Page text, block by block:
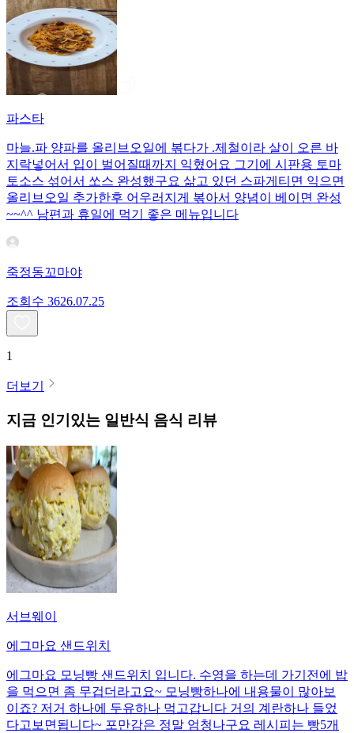
파스타
마늘.파 양파를 올리브오일에 볶다가 .제철이라 살이 오른 바
지락넣어서 입이 벌어질때까지 익혔어요 그기에 시판용 토마
토소스 섞어서 쏘스 완성했구요 삶고 있던 스파게티면 익으면
올리브오일 추가한후 어우러지게 볶아서 양념이 베이면 완성
~~^^ 남편과 휴일에 먹기 좋은 메뉴입니다
죽정동꼬마야
조회수 3626.07.25
1
더보기
지금 인기있는 일반식 음식 리뷰
서브웨이
에그마요 샌드위치
에그마요 모닝빵 샌드위치 입니다. 수영을 하는데 가기전에 밥
을 먹으면 좀 무겁더라고요~ 모닝빵하나에 내용물이 많아보
이죠? 저거 하나에 두유하나 먹고갑니다 거의 계란하나 들었
다고보면됩니다~ 포만감은 정말 엄청나구요 레시피는 빵5개